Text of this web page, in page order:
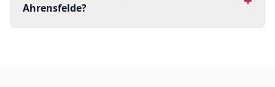
Ahrensfelde?